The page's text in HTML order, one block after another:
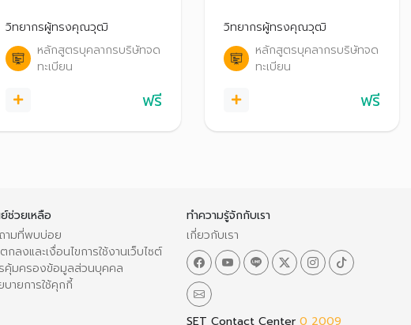
วิทยากรผู้ทรงคุณวุฒิ
หลักสูตรบุคลากรบริษัทจด
ทะเบียน
ฟรี
วิทยากรผู้ทรงคุณวุฒิ
หลักสูตรบุคลากรบริษัทจด
ทะเบียน
ฟรี
ช่วยเหลือ
ามที่พบบ่อย
กลงและเงื่อนไขการใช้งานเว็บไซต์
คุ้มครองข้อมูลส่วนบุคคล
บายการใช้คุกกี้
ทำความรู้จักกับเรา
เกี่ยวกับเรา